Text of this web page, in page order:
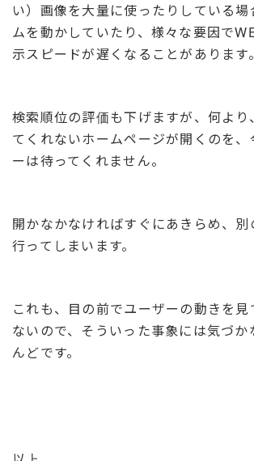
い）画像を大量に使ったりしている
ムを動かしていたり、様々な要因で
示スピードが遅くなることがあります。
検索順位の評価も下げますが、何より
てくれないホームページが開くのを、
ーは待ってくれません。
開かなかなければすぐにあきらめ、別
行ってしまいます。
これも、目の前でユーザーの動きを
ないので、そういった事象には気づか
んどです。